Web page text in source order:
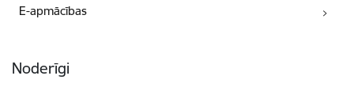
E-apmācības
Noderīgi